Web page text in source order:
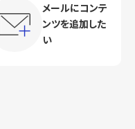
メールにコンテ
ンツを追加した
い